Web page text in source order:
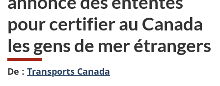
pour certifier au Canada
les gens de mer étrangers
De : Transports Canada